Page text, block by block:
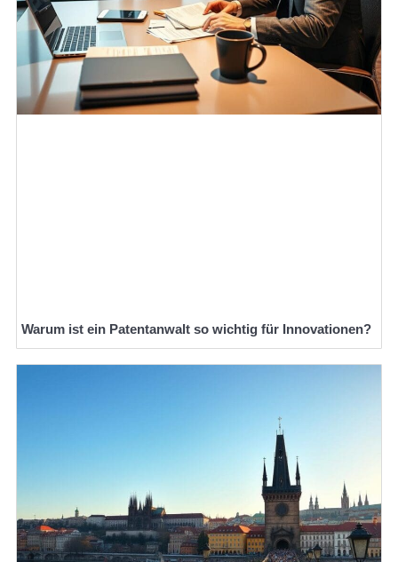
Warum ist ein Patentanwalt so wichtig für Innovationen?